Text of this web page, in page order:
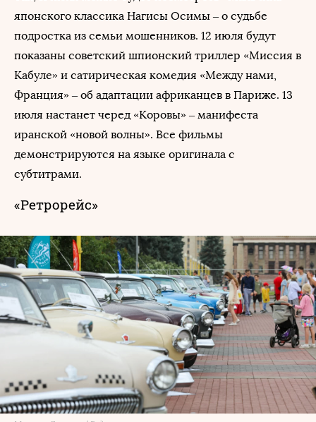
японского классика Нагисы Осимы – о судьбе
подростка из семьи мошенников. 12 июля будут
показаны советский шпионский триллер «Миссия в
Кабуле» и сатирическая комедия «Между нами,
Франция» – об адаптации африканцев в Париже. 13
июля настанет черед «Коровы» – манифеста
иранской «новой волны». Все фильмы
демонстрируются на языке оригинала с
субтитрами.
«Ретрорейс»